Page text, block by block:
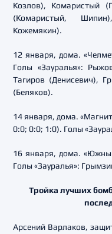
Козлов), Комаристый
(Комаристый,
Кожемякин).
12 января, дома.
Голы «Зауралья»:
Тагиров (Денисевич),
(Беляков).
14 января, дома.
0:0; 0:0; 1:0). Голы
16 января, дома.
Голы «Зауралья»:
Тройка лучших
Арсений Варлаков,